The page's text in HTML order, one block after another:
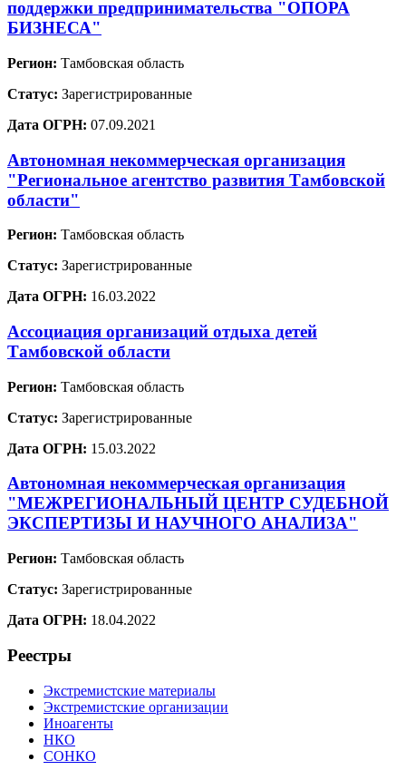
поддержки предпринимательства "ОПОРА
БИЗНЕСА"
Регион: Тамбовская область
Статус: Зарегистрированные
Дата ОГРН: 07.09.2021
Автономная некоммерческая организация
"Региональное агентство развития Тамбовской
области"
Регион: Тамбовская область
Статус: Зарегистрированные
Дата ОГРН: 16.03.2022
Ассоциация организаций отдыха детей
Тамбовской области
Регион: Тамбовская область
Статус: Зарегистрированные
Дата ОГРН: 15.03.2022
Автономная некоммерческая организация
"МЕЖРЕГИОНАЛЬНЫЙ ЦЕНТР СУДЕБНОЙ
ЭКСПЕРТИЗЫ И НАУЧНОГО АНАЛИЗА"
Регион: Тамбовская область
Статус: Зарегистрированные
Дата ОГРН: 18.04.2022
Реестры
Экстремистские материалы
Экстремистские организации
Иноагенты
НКО
СОНКО